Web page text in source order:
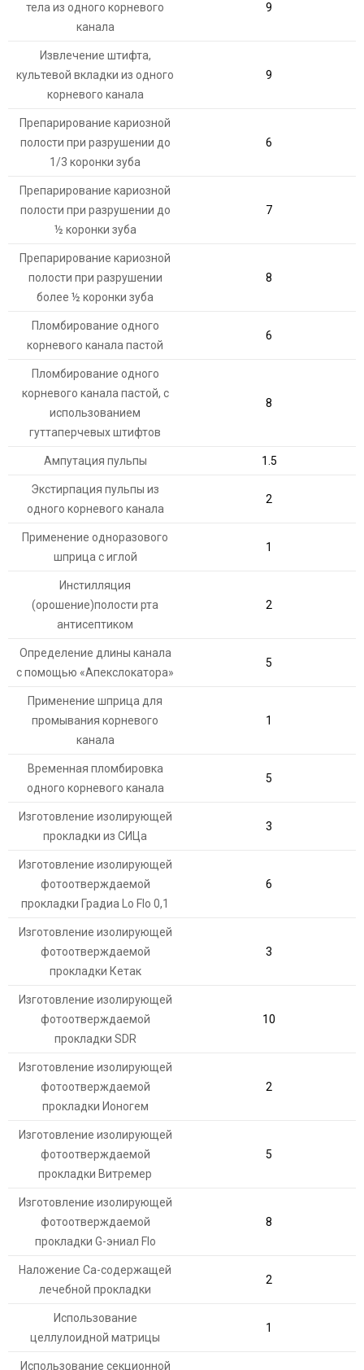
тела из одного корневого
канала
9
Извлечение штифта,
культевой вкладки из одного
корневого канала
9
Препарирование кариозной
полости при разрушении до
1/3 коронки зуба
6
Препарирование кариозной
полости при разрушении до
½ коронки зуба
7
Препарирование кариозной
полости при разрушении
более ½ коронки зуба
8
Пломбирование одного
корневого канала пастой
6
Пломбирование одного
корневого канала пастой, с
использованием
гуттаперчевых штифтов
8
Ампутация пульпы 1.5
Экстирпация пульпы из
одного корневого канала
2
Применение одноразового
шприца с иглой
1
Инстилляция
(орошение)полости рта
антисептиком
2
Определение длины канала
с помощью «Апекслокатора»
5
Применение шприца для
промывания корневого
канала
1
Временная пломбировка
одного корневого канала
5
Изготовление изолирующей
прокладки из СИЦа
3
Изготовление изолирующей
фотоотверждаемой
прокладки Градиа Lo Flo 0,1
6
Изготовление изолирующей
фотоотверждаемой
прокладки Кетак
3
Изготовление изолирующей
фотоотверждаемой
прокладки SDR
10
Изготовление изолирующей
фотоотверждаемой
прокладки Ионогем
2
Изготовление изолирующей
фотоотверждаемой
прокладки Витремер
5
Изготовление изолирующей
фотоотверждаемой
прокладки G-эниал Flo
8
Наложение Са-содержащей
лечебной прокладки
2
Использование
целлулоидной матрицы
1
Использование секционной